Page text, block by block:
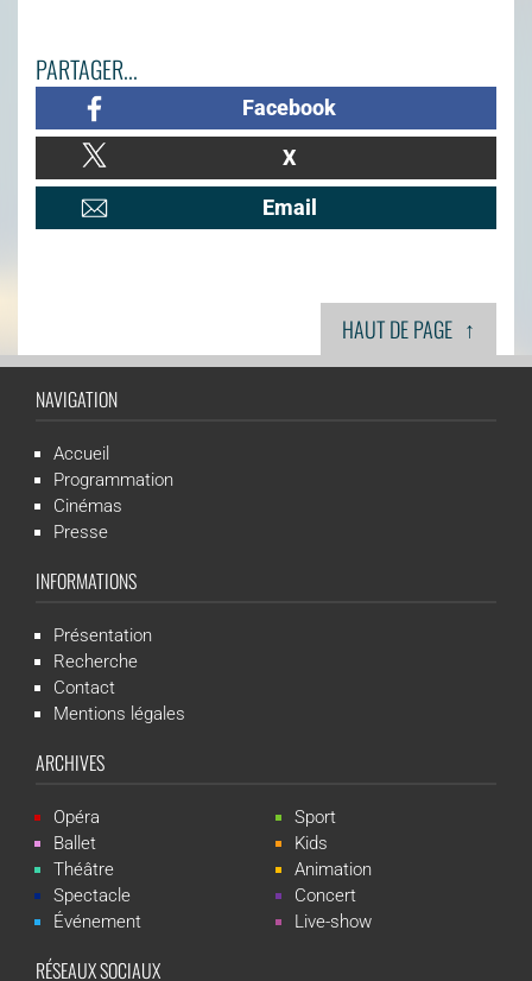
PARTAGER...
Facebook
X
Email
HAUT DE PAGE ↑
NAVIGATION
Accueil
Programmation
Cinémas
Presse
INFORMATIONS
Présentation
Recherche
Contact
Mentions légales
ARCHIVES
Opéra
Ballet
Théâtre
Spectacle
Événement
Sport
Kids
Animation
Concert
Live-show
RÉSEAUX SOCIAUX